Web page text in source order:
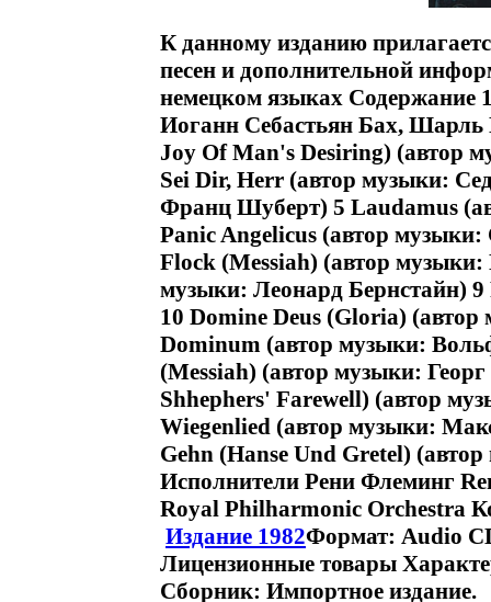
К данному изданию
песен и дополнительной
немецком языках
Иоганн Себастьян Бах, Шарль
Joy Of Man's Desiring) (автор
Sei Dir, Herr (автор музыки:
Франц Шуберт) 5 Laudamus
Panic Angelicus (автор
Flock (Messiah) (автор музыки:
музыки: Леонард Бернстайн)
10 Domine Deus (Gloria)
Dominum (автор музыки:
(Messiah) (автор музыки:
Shhephers' Farewell) (автор
Wiegenlied (автор музыки:
Gehn (Hanse Und Gretel)
Исполнители Рени Флеминг
Royal Philharmonic Orchestra
Издание 1982Формат: Audio
Лицензионные товары
Сборник: Импортное издание.